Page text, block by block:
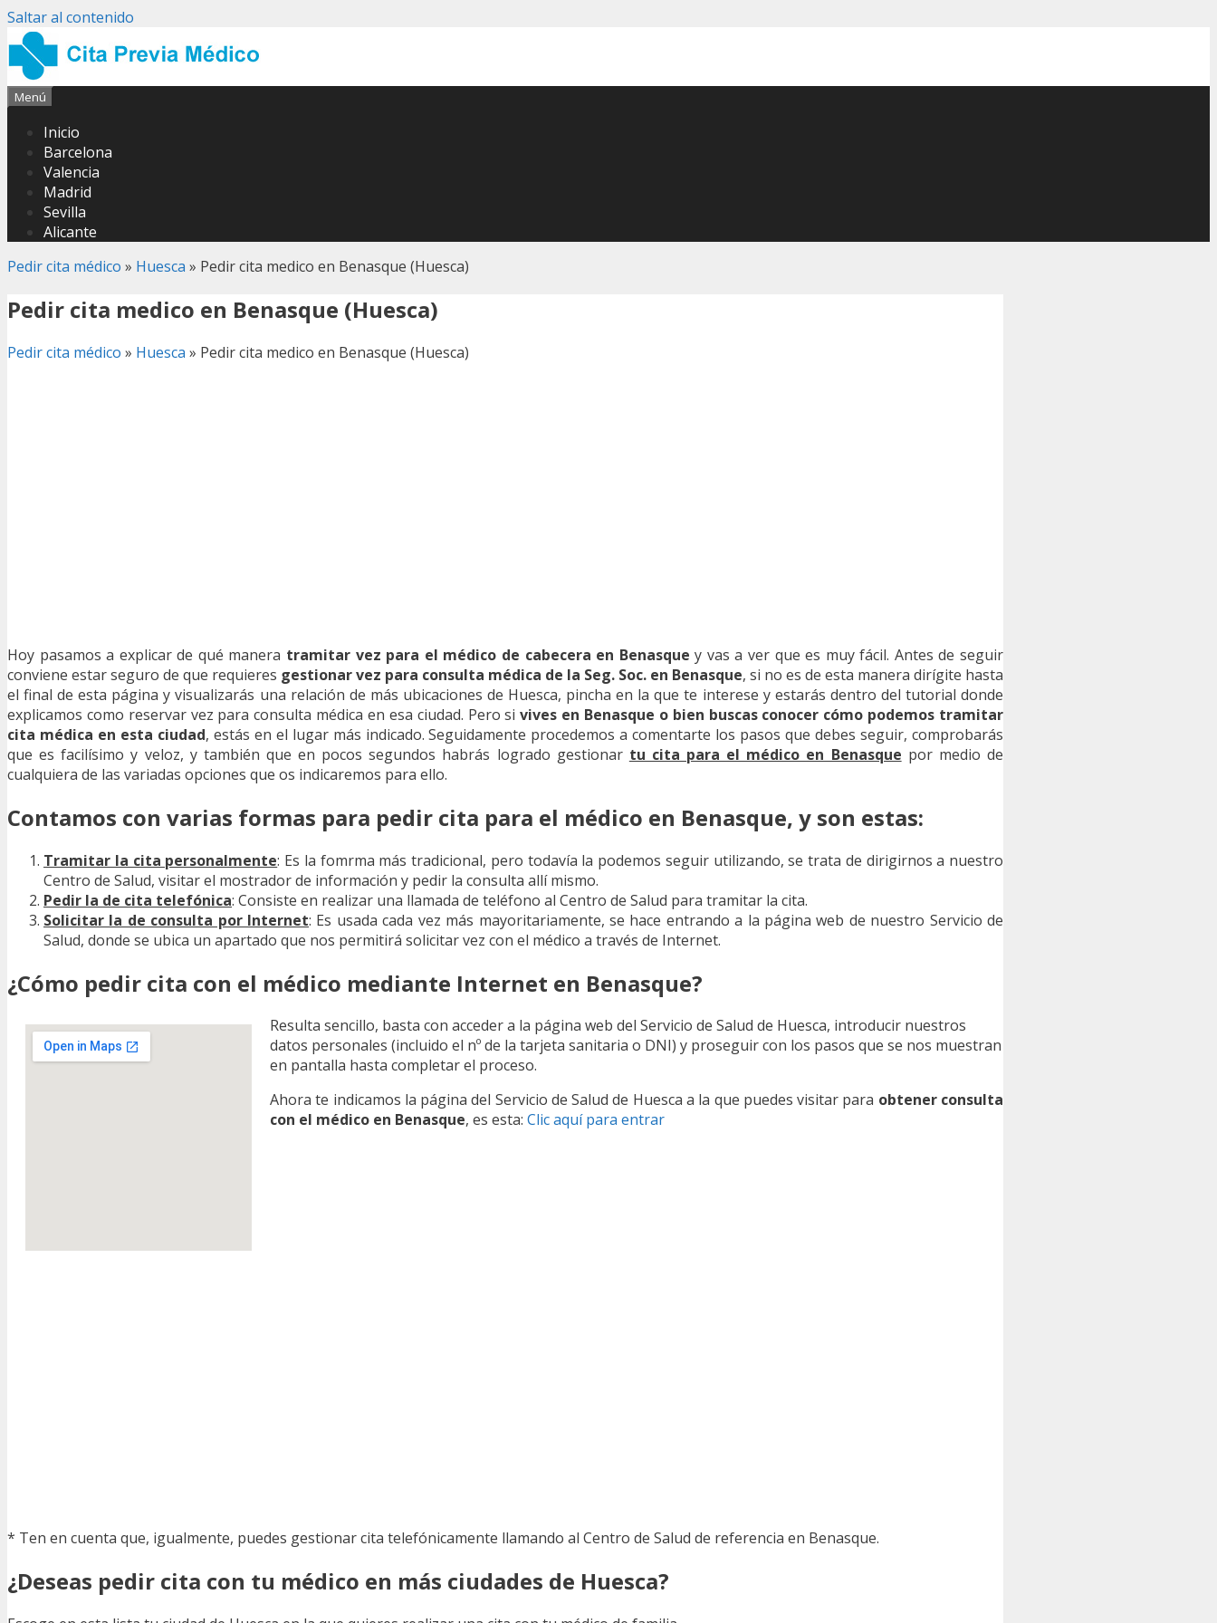
Saltar al contenido
Menú
Inicio
Barcelona
Valencia
Madrid
Sevilla
Alicante
Pedir cita médico » Huesca » Pedir cita medico en Benasque (Huesca)
Pedir cita medico en Benasque (Huesca)
Pedir cita médico » Huesca » Pedir cita medico en Benasque (Huesca)
Hoy pasamos a explicar de qué manera tramitar vez para el médico de cabecera en Benasque y vas a ver que es muy fácil. Antes de seguir
conviene estar seguro de que requieres gestionar vez para consulta médica de la Seg. Soc. en Benasque, si no es de esta manera dirígite hasta
el final de esta página y visualizarás una relación de más ubicaciones de Huesca, pincha en la que te interese y estarás dentro del tutorial donde
explicamos como reservar vez para consulta médica en esa ciudad. Pero sivives en Benasque o bien buscas conocer cómo podemos tramitar
cita médica en esta ciudad, estás en el lugar más indicado. Seguidamente procedemos a comentarte los pasos que debes seguir, comprobarás
que es facilísimo y veloz, y también que en pocos segundos habrás logrado gestionar tu cita para el médico en Benasque por medio de
cualquiera de las variadas opciones que os indicaremos para ello.
Contamos con varias formas para pedir cita para el médico en Benasque, y son estas:
Tramitar la cita personalmente: Es la fomrma más tradicional, pero todavía la podemos seguir utilizando, se trata de dirigirnos a nuestro
Centro de Salud, visitar el mostrador de información y pedir la consulta allí mismo.
Pedir la de cita telefónica: Consiste en realizar una llamada de teléfono al Centro de Salud para tramitar la cita.
Solicitar la de consulta por Internet: Es usada cada vez más mayoritariamente, se hace entrando a la página web de nuestro Servicio de
Salud, donde se ubica un apartado que nos permitirá solicitar vez con el médico a través de Internet.
¿Cómo pedir cita con el médico mediante Internet en Benasque?
Resulta sencillo, basta con acceder a la página web del Servicio de Salud de Huesca, introducir nuestros
datos personales (incluido el nº de la tarjeta sanitaria o DNI) y proseguir con los pasos que se nos muestran
en pantalla hasta completar el proceso.
Ahora te indicamos la página del Servicio de Salud de Huesca a la que puedes visitar para obtener consulta
con el médico en Benasque, es esta: Clic aquí para entrar
* Ten en cuenta que, igualmente, puedes gestionar cita telefónicamente llamando al Centro de Salud de referencia en Benasque.
¿Deseas pedir cita con tu médico en más ciudades de Huesca?